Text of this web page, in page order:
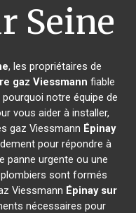
Seine
, les propriétaires de
gaz Viessmann fiable
notre équipe de
vous aider à installer,
gaz Viessmann Épinay
pour répondre à
panne urgente ou une
sont formés
Viessmann Épinay sur
nécessaires pour